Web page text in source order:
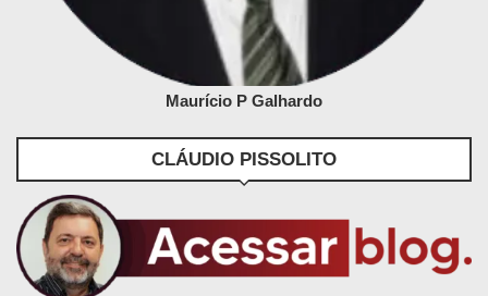
Maurício P Galhardo
CLÁUDIO PISSOLITO